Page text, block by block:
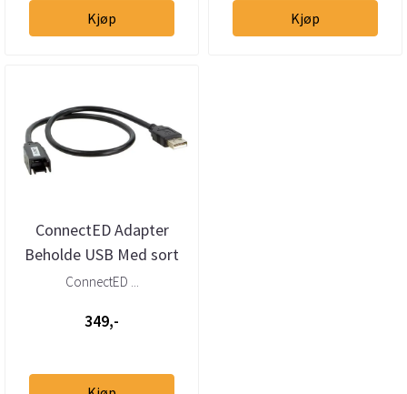
Kjøp Kjøp
ConnectED Adapter
Beholde USB Med sort
Autolink plugg
ConnectED ...
349,-